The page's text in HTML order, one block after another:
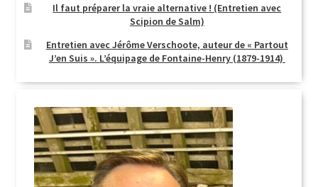
Il faut préparer la vraie alternative ! (Entretien avec
Scipion de Salm)
Entretien avec Jérôme Verschoote, auteur de « Partout
J’en Suis ». L’équipage de Fontaine-Henry (1879-1914)